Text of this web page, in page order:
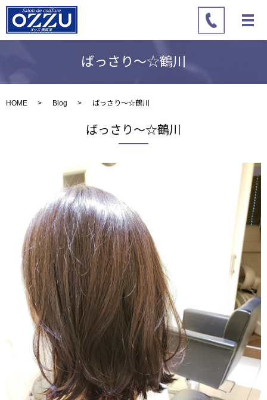
ばっさり～☆鶴川
HOME Blog ばっさり～☆鶴川
ばっさり～☆鶴川